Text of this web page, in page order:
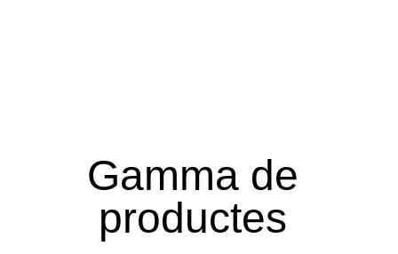
Gamma de
productes